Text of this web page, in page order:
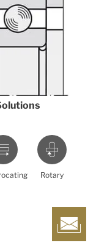
Rotary